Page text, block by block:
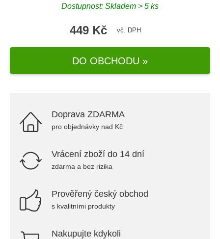
Dostupnost: Skladem > 5 ks
449 Kč vč. DPH
DO OBCHODU »
Doprava ZDARMA
pro objednávky nad Kč
Vrácení zboží do 14 dní
zdarma a bez rizika
Prověřený český obchod
s kvalitními produkty
Nakupujte kdykoli